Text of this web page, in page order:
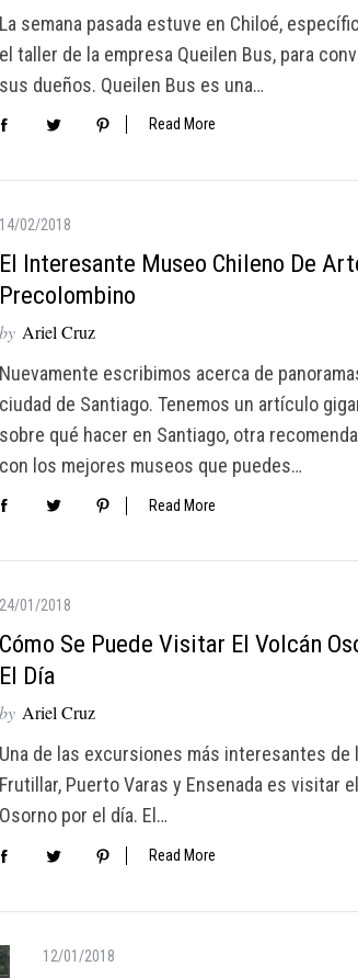
La semana pasada estuve en Chiloé,
el taller de la empresa Queilen Bus, para
sus dueños. Queilen Bus es una…
Read More
14/02/2018
El Interesante Museo Chileno De
Precolombino
by Ariel Cruz
Nuevamente escribimos acerca de
ciudad de Santiago. Tenemos un artículo
sobre qué hacer en Santiago, otra
con los mejores museos que puedes…
Read More
24/01/2018
Cómo Se Puede Visitar El Volcán
El Día
by Ariel Cruz
Una de las excursiones más interesantes de
Frutillar, Puerto Varas y Ensenada es visitar
Osorno por el día. El…
Read More
12/01/2018